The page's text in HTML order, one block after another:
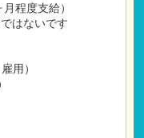
程度支給）
はないです
雇用）